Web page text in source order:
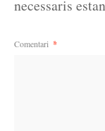
necessaris
Comentari *